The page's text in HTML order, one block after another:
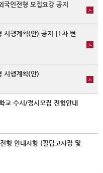
인전형 모집요강 공지
시행계획(안) 공지 [1차 변
시행계획(안)
교 수시/정시모집 전형안내
형 안내사항 (필답고사장 및